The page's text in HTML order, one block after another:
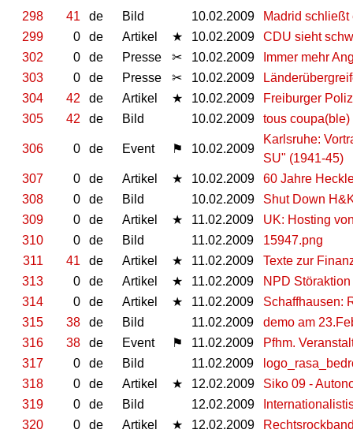
298
41 de Bild 10.02.2009
Madrid
299
0 de Artikel ★ 10.02.2009
CDU sieht
302
0 de Presse ✂ 10.02.2009
Immer mehr
303
0 de Presse ✂ 10.02.2009
304
42 de Artikel ★ 10.02.2009
Freiburger
305
42 de Bild 10.02.2009 tous coupa(ble)
306 0 de Event ⚑ 10.02.2009
Karlsruhe:
SU" (1941-45)
307
0 de Artikel ★ 10.02.2009
60 Jahre
308
0 de Bild 10.02.2009
Shut Down
309
0 de Artikel ★ 11.02.2009
UK: Hosting
310
0 de Bild 11.02.2009
15947.png
311
41 de Artikel ★ 11.02.2009
Texte zur
313
0 de Artikel ★ 11.02.2009
NPD
314
0 de Artikel ★ 11.02.2009
Schaffhausen:
315
38 de Bild 11.02.2009
demo am
316
38 de Event ⚑ 11.02.2009
Pfhm.
317
0 de Bild 11.02.2009
318
0 de Artikel ★ 12.02.2009
Siko 09 -
319
0 de Bild 12.02.2009
320
0 de Artikel ★ 12.02.2009